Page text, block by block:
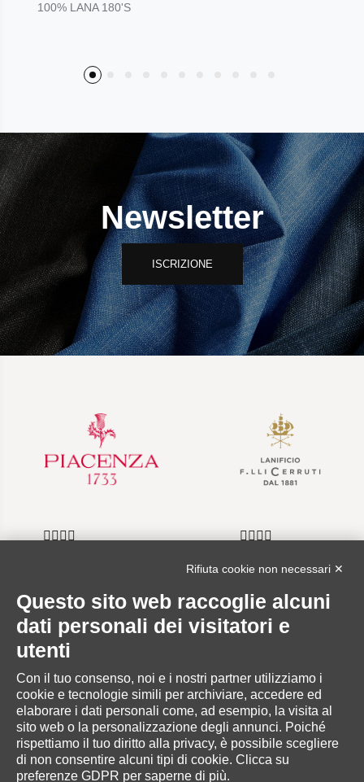
100% LANA 180'S
Newsletter
ISCRIZIONE
INFORMAZIONI
AREA RISERVATA
Rifiuta cookie non necessari ✕
Questo sito web raccoglie alcuni
dati personali dei visitatori e
utenti
Con il tuo consenso, noi e i nostri partner utilizziamo i
cookie e tecnologie simili per archiviare, accedere ed
elaborare i dati personali come, ad esempio, la visita al
sito web o la personalizzazione degli annunci. Poiché
rispettiamo il tuo diritto alla privacy, è possibile scegliere
di non consentire alcuni tipi di cookie. Clicca su
preferenze GDPR per saperne di più.